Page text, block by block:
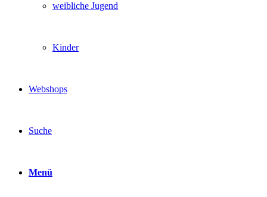
weibliche Jugend
Kinder
Webshops
Suche
Menü